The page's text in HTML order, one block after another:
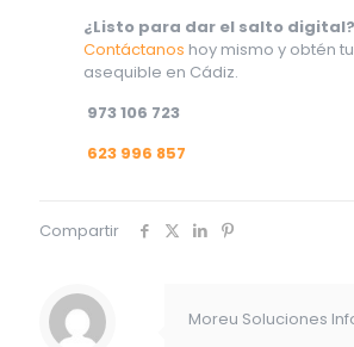
¿Listo para dar el salto digital?
Contáctanos hoy mismo y obtén
asequible en Cádiz.
973 106 723
623 996 857
Compartir
Moreu Soluciones